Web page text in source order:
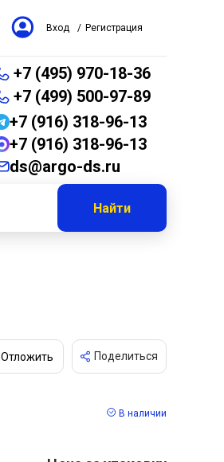
Вход / Регистрация
+7 (495) 970-18-36
+7 (499) 500-97-89
+7 (916) 318-96-13
+7 (916) 318-96-13
ds@argo-ds.ru
Найти
Отложить Поделиться
В наличии